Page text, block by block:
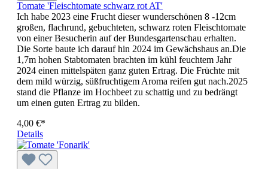
Tomate 'Fleischtomate schwarz rot AT'
Ich habe 2023 eine Frucht dieser wunderschönen 8 -12cm
großen, flachrund, gebuchteten, schwarz roten Fleischtomate
von einer Besucherin auf der Bundesgartenschau erhalten.
Die Sorte baute ich darauf hin 2024 im Gewächshaus an.Die
1,7m hohen Stabtomaten brachten im kühl feuchtem Jahr
2024 einen mittelspäten ganz guten Ertrag. Die Früchte mit
dem mild würzig, süßfruchtigem Aroma reifen gut nach.2025
stand die Pflanze im Hochbeet zu schattig und zu bedrängt
um einen guten Ertrag zu bilden.
4,00 €*
Details